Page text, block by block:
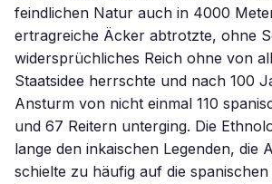
feindlichen Natur auch in 4000
ertragreiche Äcker abtrotzte, ohne
widersprüchliches Reich ohne von
Staatsidee herrschte und nach 100
Ansturm von nicht einmal 110
und 67 Reitern unterging. Die
lange den inkaischen Legenden, die
schielte zu häufig auf die